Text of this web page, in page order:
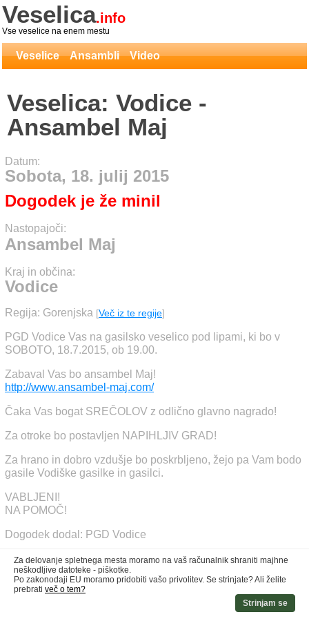
Veselica.info
Vse veselice na enem mestu
Veselice Ansambli Video
Veselica: Vodice -
Ansambel Maj
Datum:
Sobota, 18. julij 2015
Dogodek je že minil
Nastopajoči:
Ansambel Maj
Kraj in občina:
Vodice
Regija: Gorenjska [Več iz te regije]
PGD Vodice Vas na gasilsko veselico pod lipami, ki bo v
SOBOTO, 18.7.2015, ob 19.00.
Zabaval Vas bo ansambel Maj!
http://www.ansambel-maj.com/
Čaka Vas bogat SREČOLOV z odlično glavno nagrado!
Za otroke bo postavljen NAPIHLJIV GRAD!
Za hrano in dobro vzdušje bo poskrbljeno, žejo pa Vam bodo
gasile Vodiške gasilke in gasilci.
VABLJENI!
NA POMOČ!
Dogodek dodal: PGD Vodice
Za delovanje spletnega mesta moramo na vaš računalnik shraniti majhne
neškodljive datoteke - piškotke.
Po zakonodaji EU moramo pridobiti vašo privolitev. Se strinjate? Ali želite
prebrati več o tem?
Strinjam se